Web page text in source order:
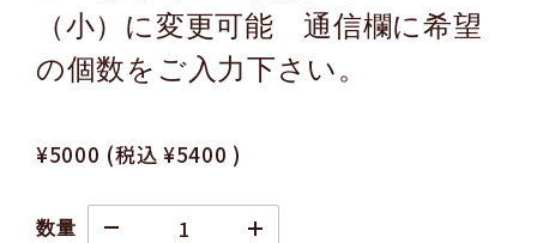
（小）に変更可能 通信欄に希望
の個数をご入力下さい。
¥5000 (税込¥5400 )
数量